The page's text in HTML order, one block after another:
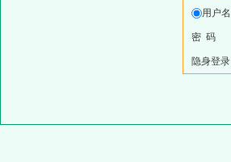
用户名
密 码
隐身登录